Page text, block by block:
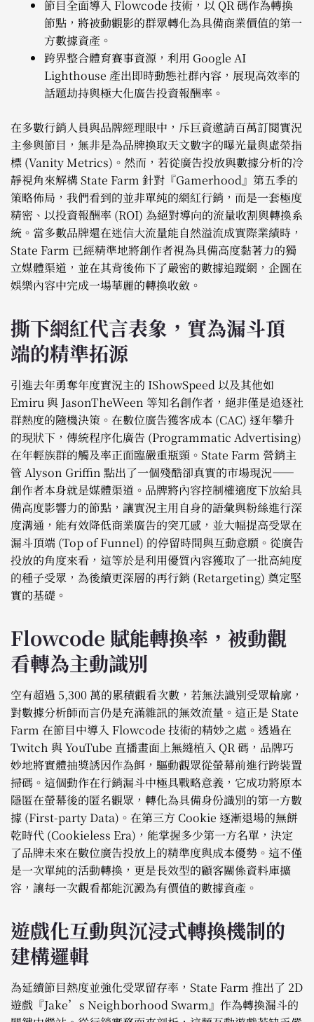
節目全面導入 Flowcode 技術，以 QR 碼作為轉換
節點，將被動觀影的群眾轉化為具備商業價值的第一
方數據資產。
跨界整合體育賽事資源，利用 Google AI
Lighthouse 產出即時動態社群內容，展現高效率的
話題劫持與極大化廣告投資報酬率。
在多數行銷人員與品牌經理眼中，斥巨資邀請百萬訂閱實況
主參與節目，無非是為品牌換取天文數字的曝光量與虛榮指
標 (Vanity Metrics)。然而，若從廣告投放與數據分析的冷
靜視角來解構 State Farm 針對『Gamerhood』第五季的
策略佈局，我們看到的並非單純的網紅行銷，而是一套極度
精密、以投資報酬率 (ROI) 為絕對導向的流量收割與轉換系
統。當多數品牌還在迷信大流量能自然溢流成實際業績時，
State Farm 已經精準地將創作者視為具備高度黏著力的獨
立媒體渠道，並在其背後佈下了嚴密的數據追蹤網，企圖在
娛樂內容中完成一場華麗的轉換收斂。
撕下網紅代言表象，實為漏斗頂
端的精準拓源
引進去年勇奪年度實況主的 IShowSpeed 以及其他如
Emiru 與 JasonTheWeen 等知名創作者，絕非僅是追逐社
群熱度的隨機決策。在數位廣告獲客成本 (CAC) 逐年攀升
的現狀下，傳統程序化廣告 (Programmatic Advertising)
在年輕族群的觸及率正面臨嚴重瓶頸。State Farm 營銷主
管 Alyson Griffin 點出了一個殘酷卻真實的市場現況——
創作者本身就是媒體渠道。品牌將內容控制權適度下放給具
備高度影響力的節點，讓實況主用自身的語彙與粉絲進行深
度溝通，能有效降低商業廣告的突兀感，並大幅提高受眾在
漏斗頂端 (Top of Funnel) 的停留時間與互動意願。從廣告
投放的角度來看，這等於是利用優質內容獲取了一批高純度
的種子受眾，為後續更深層的再行銷 (Retargeting) 奠定堅
實的基礎。
Flowcode 賦能轉換率，被動觀
看轉為主動識別
空有超過 5,300 萬的累積觀看次數，若無法識別受眾輪廓，
對數據分析師而言仍是充滿雜訊的無效流量。這正是 State
Farm 在節目中導入 Flowcode 技術的精妙之處。透過在
Twitch 與 YouTube 直播畫面上無縫植入 QR 碼，品牌巧
妙地將實體抽獎誘因作為餌，驅動觀眾從螢幕前進行跨裝置
掃碼。這個動作在行銷漏斗中極具戰略意義，它成功將原本
隱匿在螢幕後的匿名觀眾，轉化為具備身份識別的第一方數
據 (First-party Data)。在第三方 Cookie 逐漸退場的無餅
乾時代 (Cookieless Era)，能掌握多少第一方名單，決定
了品牌未來在數位廣告投放上的精準度與成本優勢。這不僅
是一次單純的活動轉換，更是長效型的顧客關係資料庫擴
容，讓每一次觀看都能沉澱為有價值的數據資產。
遊戲化互動與沉浸式轉換機制的
建構邏輯
為延續節目熱度並強化受眾留存率，State Farm 推出了 2D
遊戲『Jake’s Neighborhood Swarm』作為轉換漏斗的